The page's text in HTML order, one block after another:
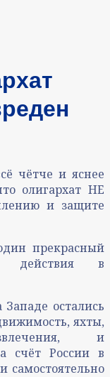
чётче и яснее
олигархат НЕ
и защите
прекрасный
в
остались
яхты,
и
счёт России в
самостоятельно